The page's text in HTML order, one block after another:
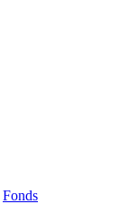
Fonds